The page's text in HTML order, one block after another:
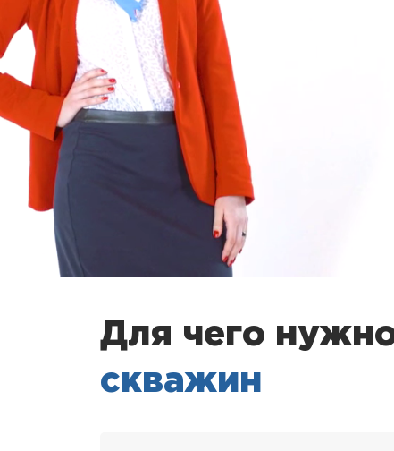
Для чего
скважин